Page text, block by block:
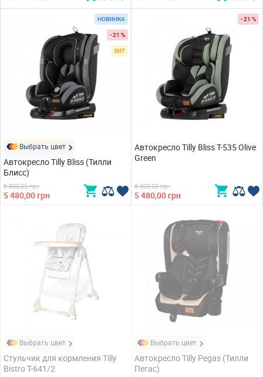
НОВИНКА
- 21 %
ХИТ
Выбрать цвет
Автокресло Tilly Bliss (Тилли
Блисс)
6 900,00 грн
5 480,00 грн
- 21 %
Автокресло Tilly Bliss T-535 Olive
Green
6 900,00 грн
5 480,00 грн
Выбрать цвет
Стульчик для кормления Tilly
Bistro T-641/2
Выбрать цвет
Автокресло Tilly Pegas (Тилли
Пегас)